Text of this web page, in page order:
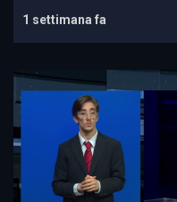
1 settimana fa